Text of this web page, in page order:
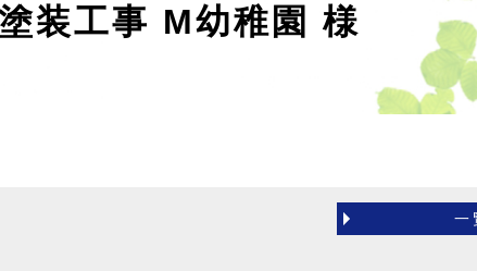
装工事 M幼稚園 様
一